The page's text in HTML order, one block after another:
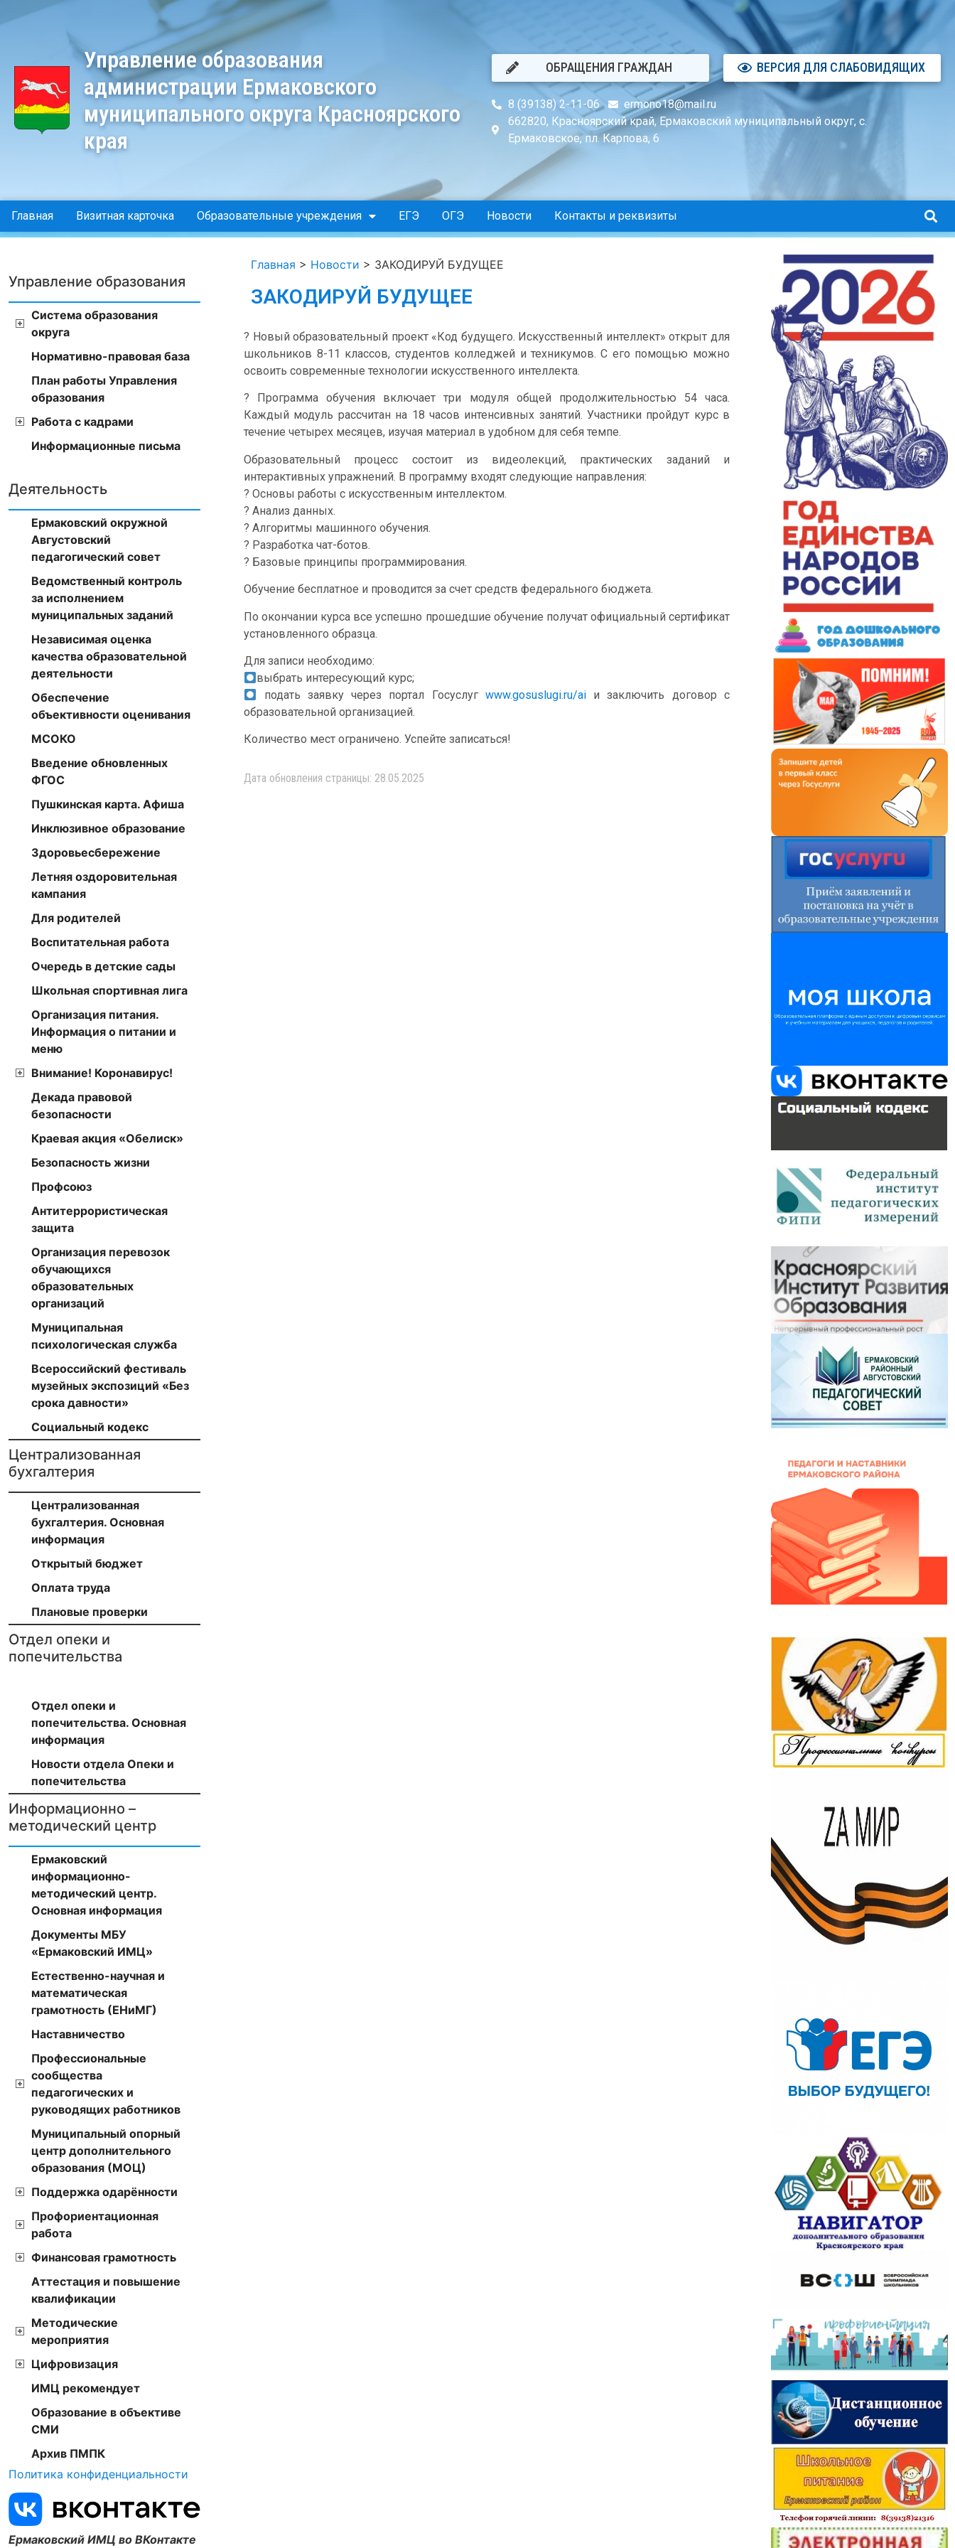
Управление образования
администрации Ермаковского
муниципального округа Красноярского
края
ОБРАЩЕНИЯ ГРАЖДАН ВЕРСИЯ ДЛЯ СЛАБОВИДЯЩИХ
8 (39138) 2-11-06
ermono18@mail.ru
662820, Красноярский край, Ермаковский муниципальный округ, с.
Ермаковское, пл. Карпова, 6
Главная Визитная карточка Образовательные учреждения ЕГЭ ОГЭ Новости Контакты и реквизиты
Управление образования
Система образования
округа
Нормативно-правовая база
План работы Управления
образования
Работа с кадрами
Информационные письма
Деятельность
Ермаковский окружной
Августовский
педагогический совет
Ведомственный контроль
за исполнением
муниципальных заданий
Независимая оценка
качества образовательной
деятельности
Обеспечение
объективности оценивания
МСОКО
Введение обновленных
ФГОС
Пушкинская карта. Афиша
Инклюзивное образование
Здоровьесбережение
Летняя оздоровительная
кампания
Для родителей
Воспитательная работа
Очередь в детские сады
Школьная спортивная лига
Организация питания.
Информация о питании и
меню
Внимание! Коронавирус!
Декада правовой
безопасности
Краевая акция «Обелиск»
Безопасность жизни
Профсоюз
Антитеррористическая
защита
Организация перевозок
обучающихся
образовательных
организаций
Муниципальная
психологическая служба
Всероссийский фестиваль
музейных экспозиций «Без
срока давности»
Социальный кодекс
Централизованная
бухгалтерия
Централизованная
бухгалтерия. Основная
информация
Открытый бюджет
Оплата труда
Плановые проверки
Отдел опеки и
попечительства
Отдел опеки и
попечительства. Основная
информация
Новости отдела Опеки и
попечительства
Информационно –
методический центр
Ермаковский
информационно-
методический центр.
Основная информация
Документы МБУ
«Ермаковский ИМЦ»
Естественно-научная и
математическая
грамотность (ЕНиМГ)
Наставничество
Профессиональные
сообщества
педагогических и
руководящих работников
Муниципальный опорный
центр дополнительного
образования (МОЦ)
Поддержка одарённости
Профориентационная
работа
Финансовая грамотность
Аттестация и повышение
квалификации
Методические
мероприятия
Цифровизация
ИМЦ рекомендует
Образование в объективе
СМИ
Архив ПМПК
Политика конфиденциальности
Ермаковский ИМЦ во ВКонтакте
Главная > Новости > ЗАКОДИРУЙ БУДУЩЕЕ
ЗАКОДИРУЙ БУДУЩЕЕ
? Новый образовательный проект «Код будущего. Искусственный интеллект» открыт для
школьников 8-11 классов, студентов колледжей и техникумов. С его помощью можно
освоить современные технологии искусственного интеллекта.
? Программа обучения включает три модуля общей продолжительностью 54 часа.
Каждый модуль рассчитан на 18 часов интенсивных занятий. Участники пройдут курс в
течение четырех месяцев, изучая материал в удобном для себя темпе.
Образовательный процесс состоит из видеолекций, практических заданий и
интерактивных упражнений. В программу входят следующие направления:
? Основы работы с искусственным интеллектом.
? Анализ данных.
? Алгоритмы машинного обучения.
? Разработка чат-ботов.
? Базовые принципы программирования.
Обучение бесплатное и проводится за счет средств федерального бюджета.
По окончании курса все успешно прошедшие обучение получат официальный сертификат
установленного образца.
Для записи необходимо:
выбрать интересующий курс;
подать заявку через портал Госуслуг www.gosuslugi.ru/aiи заключить договор с
образовательной организацией.
Количество мест ограничено. Успейте записаться!
Дата обновления страницы: 28.05.2025